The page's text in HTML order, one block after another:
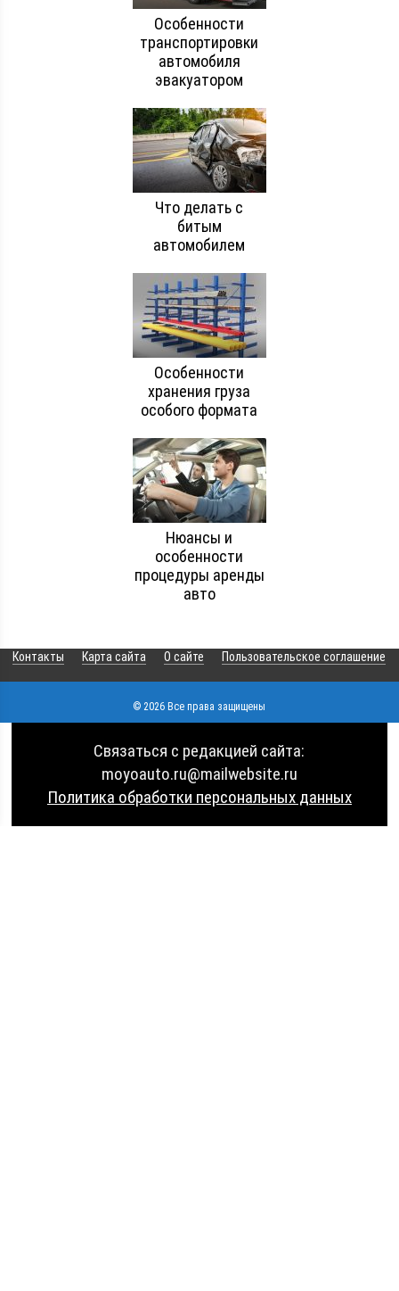
Особенности
транспортировки
автомобиля
эвакуатором
Что делать с
битым
автомобилем
Особенности
хранения груза
особого формата
Нюансы и
особенности
процедуры аренды
авто
Контакты Карта сайта О сайте Пользовательское соглашение
© 2026 Все права защищены
Связаться с редакцией сайта:
moyoauto.ru@mailwebsite.ru
Политика обработки персональных данных